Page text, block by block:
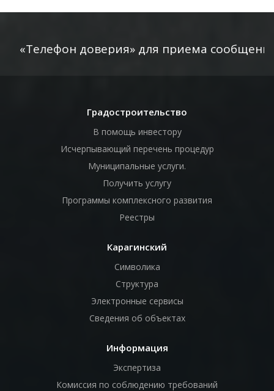
доверия» для приема сообщений об
Градостроительство
В помощь инвестору
Исчерпывающий перечень процедур
Муниципальные услуги.
Получить услугу
Программы комплексного развития
Реестры
Карагинский
Символика
Структура
Электронные сервисы
Сведения об объектах
Информация
Экспертиза
Комиссия по соблюдению требований